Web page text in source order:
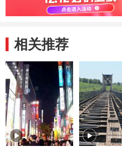
相关推荐